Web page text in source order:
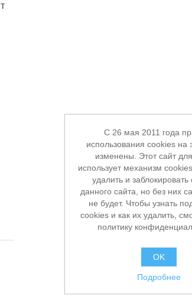
C 26 мая 2011 года
использования cookies на
изменены. Этот сайт
использует механизм
удалить и заблокировать
данного сайта, но без них
не будет. Чтобы узнать
cookies и как их удалить,
политику
OK
Подробнее